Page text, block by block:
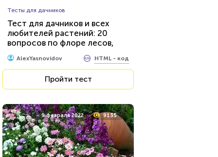
Тесты для дачников
Тест для дачников и всех
любителей растений: 20
вопросов по флоре лесов,
полей и огородов...
AlexYasnovidov HTML - код
Пройти тест
9 февраля 2022 9135